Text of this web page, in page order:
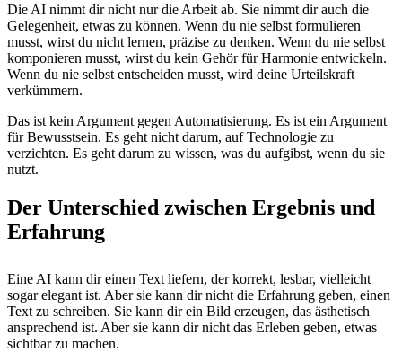
Die AI nimmt dir nicht nur die Arbeit ab. Sie nimmt dir auch die
Gelegenheit, etwas zu können. Wenn du nie selbst formulieren
musst, wirst du nicht lernen, präzise zu denken. Wenn du nie selbst
komponieren musst, wirst du kein Gehör für Harmonie entwickeln.
Wenn du nie selbst entscheiden musst, wird deine Urteilskraft
verkümmern.
Das ist kein Argument gegen Automatisierung. Es ist ein Argument
für Bewusstsein. Es geht nicht darum, auf Technologie zu
verzichten. Es geht darum zu wissen, was du aufgibst, wenn du sie
nutzt.
Der Unterschied zwischen Ergebnis und
Erfahrung
Eine AI kann dir einen Text liefern, der korrekt, lesbar, vielleicht
sogar elegant ist. Aber sie kann dir nicht die Erfahrung geben, einen
Text zu schreiben. Sie kann dir ein Bild erzeugen, das ästhetisch
ansprechend ist. Aber sie kann dir nicht das Erleben geben, etwas
sichtbar zu machen.